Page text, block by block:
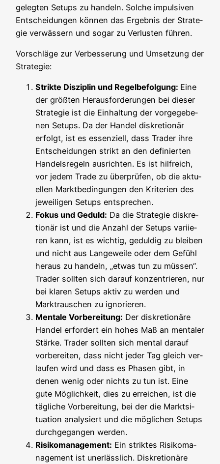
ge­leg­ten Set­ups zu han­deln. Sol­che impul­si­ven
Ent­schei­dun­gen kön­nen das Ergeb­nis der Stra­te­
gie ver­wäs­sern und sogar zu Ver­lus­ten führen.
Vor­schlä­ge zur Ver­bes­se­rung und Umset­zung der
Strategie:
Strik­te Dis­zi­plin und Regel­be­fol­gung: Eine
der größ­ten Her­aus­for­de­run­gen bei die­ser
Stra­te­gie ist die Ein­hal­tung der vor­ge­ge­be­
nen Set­ups. Da der Han­del dis­kre­tio­när
erfolgt, ist es essen­zi­ell, dass Trader ihre
Ent­schei­dun­gen strikt an den defi­nier­ten
Han­dels­re­geln aus­rich­ten. Es ist hilf­reich,
vor jedem Trade zu über­prü­fen, ob die aktu­
el­len Markt­be­din­gun­gen den Kri­te­ri­en des
jewei­li­gen Set­ups entsprechen.
Fokus und Geduld: Da die Stra­te­gie dis­kre­
tio­när ist und die Anzahl der Set­ups vari­ie­
ren kann, ist es wich­tig, gedul­dig zu blei­ben
und nicht aus Lan­ge­wei­le oder dem Gefühl
her­aus zu han­deln, „etwas tun zu müs­sen“.
Trader soll­ten sich dar­auf kon­zen­trie­ren, nur
bei kla­ren Set­ups aktiv zu wer­den und
Markt­rau­schen zu ignorieren.
Men­ta­le Vor­be­rei­tung: Der dis­kre­tio­nä­re
Han­del erfor­dert ein hohes Maß an men­ta­ler
Stär­ke. Trader soll­ten sich men­tal dar­auf
vor­be­rei­ten, dass nicht jeder Tag gleich ver­
lau­fen wird und dass es Pha­sen gibt, in
denen wenig oder nichts zu tun ist. Eine
gute Mög­lich­keit, dies zu errei­chen, ist die
täg­li­che Vor­be­rei­tung, bei der die Markt­si­
tua­ti­on ana­ly­siert und die mög­li­chen Set­ups
durch­ge­gan­gen werden.
Risi­ko­ma­nage­ment: Ein strik­tes Risi­ko­ma­
nage­ment ist uner­läss­lich. Dis­kre­tio­nä­re